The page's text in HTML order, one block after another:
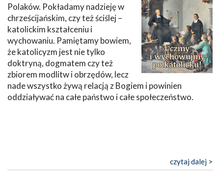
Polaków. Pokładamy nadzieję w
chrześcijańskim, czy też ściślej –
katolickim kształceniu i
wychowaniu. Pamiętamy bowiem,
że katolicyzm jest nie tylko
doktryną, dogmatem czy też
zbiorem modlitw i obrzędów, lecz
nade wszystko żywą relacją z Bogiem i powinien
oddziaływać na całe państwo i całe społeczeństwo.
czytaj dalej >